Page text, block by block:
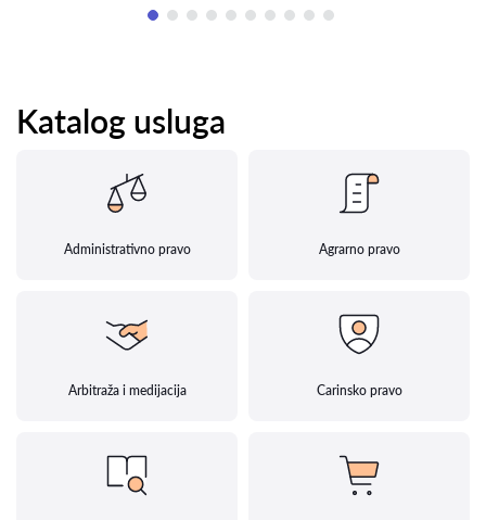
Katalog usluga
Administrativno pravo Agrarno pravo
Arbitraža i medijacija Carinsko pravo